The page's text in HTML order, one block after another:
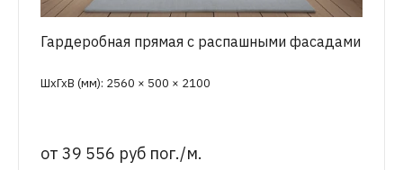
Гардеробная прямая с распашными фасадами
ШхГхВ (мм): 2560 × 500 × 2100
от 39 556 руб пог./м.